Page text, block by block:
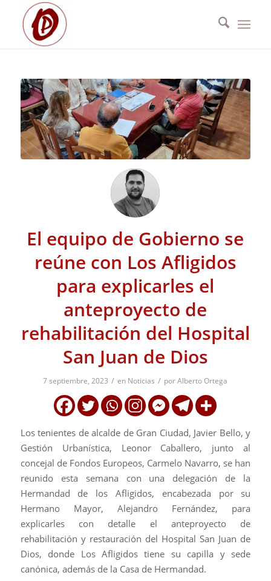
El equipo de Gobierno se
reúne con Los Afligidos
para explicarles el
anteproyecto de
rehabilitación del Hospital
San Juan de Dios
7 septiembre, 2023 / en Noticias / porAlberto Ortega
Los tenientes de alcalde de Gran Ciudad, Javier Bello, y
Gestión Urbanística, Leonor Caballero, junto al
concejal de Fondos Europeos, Carmelo Navarro, se han
reunido esta semana con una delegación de la
Hermandad de los Afligidos, encabezada por su
Hermano Mayor, Alejandro Fernández, para
explicarles con detalle el anteproyecto de
rehabilitación y restauración del Hospital San Juan de
Dios, donde Los Afligidos tiene su capilla y sede
canónica, además de la Casa de Hermandad.